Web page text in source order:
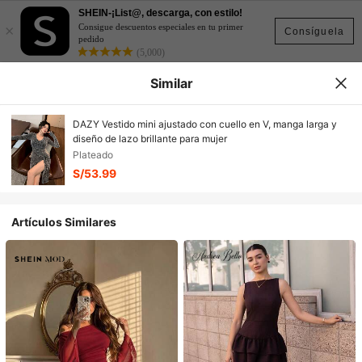
Consíguela
×
SHEIN-¡List@, descarga, con estilo!
Consigue descuentos especiales en tu primer
pedido
(5,000)
Similar
DAZY Vestido mini ajustado con cuello en V, manga larga y
diseño de lazo brillante para mujer
Plateado
S/53.99
Artículos Similares